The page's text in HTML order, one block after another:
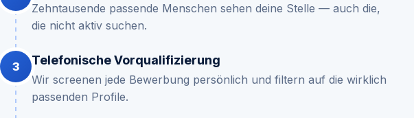
Zehntausende passende Menschen sehen deine Stelle — auch die,
die nicht aktiv suchen.
Telefonische Vorqualifizierung
Wir screenen jede Bewerbung persönlich und filtern auf die wirklich
passenden Profile.